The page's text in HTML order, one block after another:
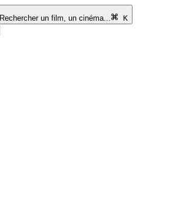
Rechercher un film, un cinéma...
K